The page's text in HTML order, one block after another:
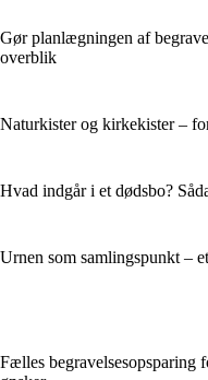
Gør planlægningen af
overblik
Naturkister og kirkekister –
Hvad indgår i et dødsbo?
Urnen som samlingspunkt –
Fælles begravelsesopsparing